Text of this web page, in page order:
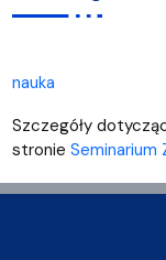
nauka
Szczegóły
stronie Seminarium